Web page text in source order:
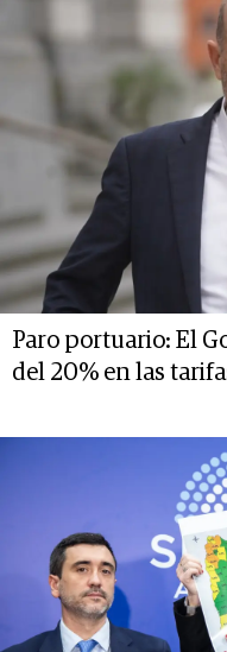
Paro portuario: El
del 20% en las